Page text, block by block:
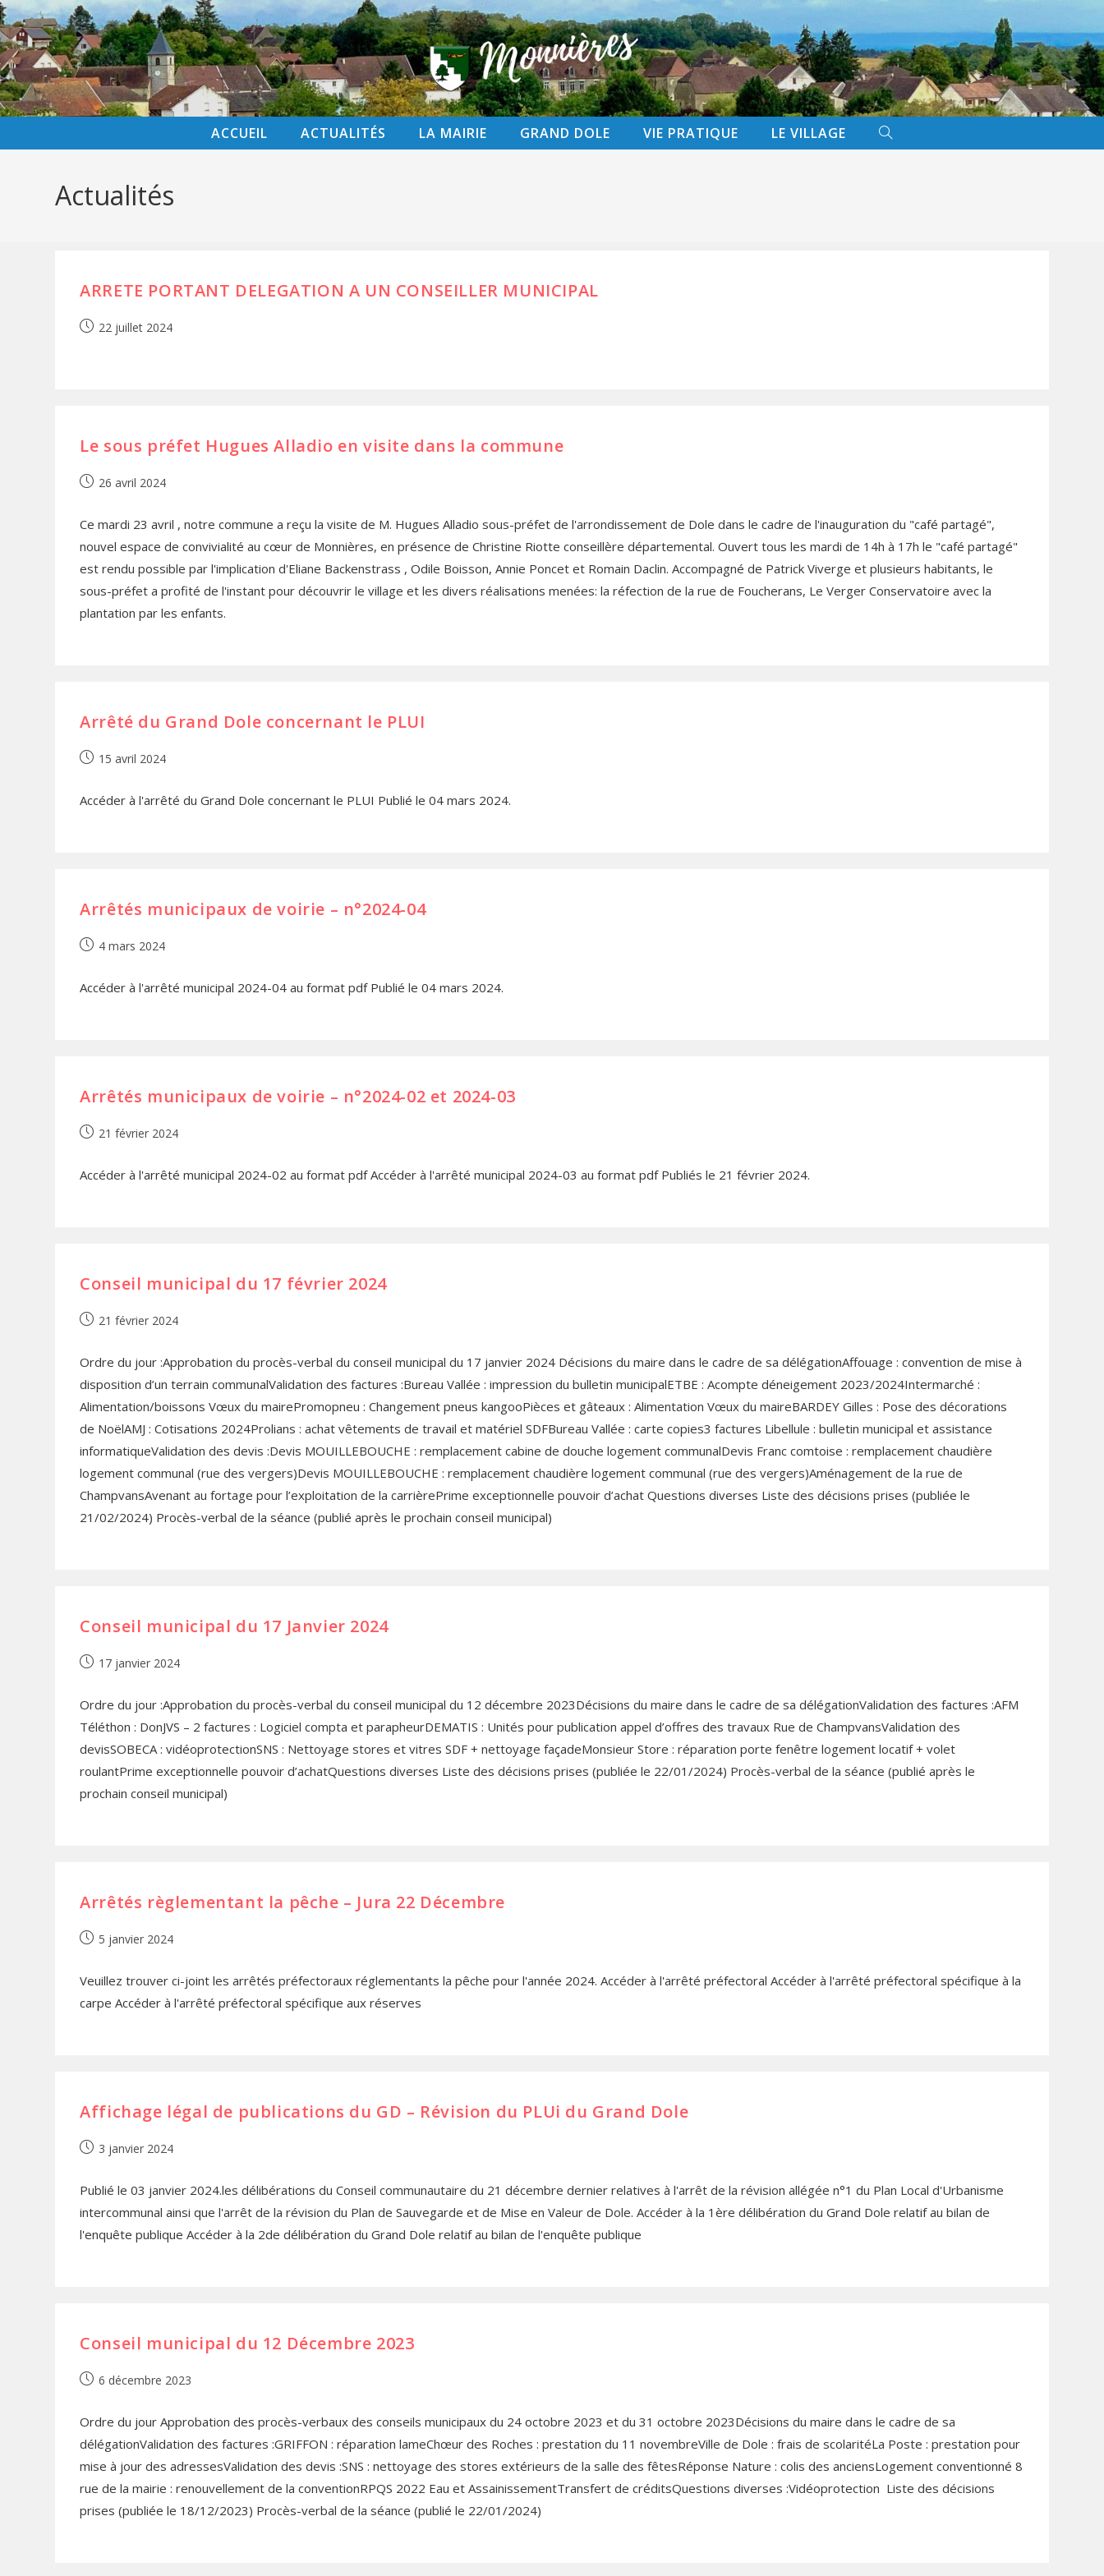
ACCUEIL ACTUALITÉS LA MAIRIE GRAND DOLE VIE PRATIQUE LE VILLAGE
Actualités
ARRETE PORTANT DELEGATION A UN CONSEILLER MUNICIPAL
22 juillet 2024
Le sous préfet Hugues Alladio en visite dans la commune
26 avril 2024
Ce mardi 23 avril , notre commune a reçu la visite de M. Hugues Alladio sous-préfet de l'arrondissement de Dole dans le cadre de l'inauguration du "café partagé",
nouvel espace de convivialité au cœur de Monnières, en présence de Christine Riotte conseillère départemental. Ouvert tous les mardi de 14h à 17h le "café partagé"
est rendu possible par l'implication d'Eliane Backenstrass , Odile Boisson, Annie Poncet et Romain Daclin. Accompagné de Patrick Viverge et plusieurs habitants, le
sous-préfet a profité de l'instant pour découvrir le village et les divers réalisations menées: la réfection de la rue de Foucherans, Le Verger Conservatoire avec la
plantation par les enfants.
Arrêté du Grand Dole concernant le PLUI
15 avril 2024
Accéder à l'arrêté du Grand Dole concernant le PLUI Publié le 04 mars 2024.
Arrêtés municipaux de voirie – n°2024-04
4 mars 2024
Accéder à l'arrêté municipal 2024-04 au format pdf Publié le 04 mars 2024.
Arrêtés municipaux de voirie – n°2024-02 et 2024-03
21 février 2024
Accéder à l'arrêté municipal 2024-02 au format pdf Accéder à l'arrêté municipal 2024-03 au format pdf Publiés le 21 février 2024.
Conseil municipal du 17 février 2024
21 février 2024
Ordre du jour :Approbation du procès-verbal du conseil municipal du 17 janvier 2024 Décisions du maire dans le cadre de sa délégationAffouage : convention de mise à
disposition d’un terrain communalValidation des factures :Bureau Vallée : impression du bulletin municipalETBE : Acompte déneigement 2023/2024Intermarché :
Alimentation/boissons Vœux du mairePromopneu : Changement pneus kangooPièces et gâteaux : Alimentation Vœux du maireBARDEY Gilles : Pose des décorations
de NoëlAMJ : Cotisations 2024Prolians : achat vêtements de travail et matériel SDFBureau Vallée : carte copies3 factures Libellule : bulletin municipal et assistance
informatiqueValidation des devis :Devis MOUILLEBOUCHE : remplacement cabine de douche logement communalDevis Franc comtoise : remplacement chaudière
logement communal (rue des vergers)Devis MOUILLEBOUCHE : remplacement chaudière logement communal (rue des vergers)Aménagement de la rue de
ChampvansAvenant au fortage pour l’exploitation de la carrièrePrime exceptionnelle pouvoir d’achat Questions diverses Liste des décisions prises (publiée le
21/02/2024) Procès-verbal de la séance (publié après le prochain conseil municipal)
Conseil municipal du 17 Janvier 2024
17 janvier 2024
Ordre du jour :Approbation du procès-verbal du conseil municipal du 12 décembre 2023Décisions du maire dans le cadre de sa délégationValidation des factures :AFM
Téléthon : DonJVS – 2 factures : Logiciel compta et parapheurDEMATIS : Unités pour publication appel d’offres des travaux Rue de ChampvansValidation des
devisSOBECA : vidéoprotectionSNS : Nettoyage stores et vitres SDF + nettoyage façadeMonsieur Store : réparation porte fenêtre logement locatif + volet
roulantPrime exceptionnelle pouvoir d’achatQuestions diverses Liste des décisions prises (publiée le 22/01/2024) Procès-verbal de la séance (publié après le
prochain conseil municipal)
Arrêtés règlementant la pêche – Jura 22 Décembre
5 janvier 2024
Veuillez trouver ci-joint les arrêtés préfectoraux réglementants la pêche pour l'année 2024. Accéder à l'arrêté préfectoral Accéder à l'arrêté préfectoral spécifique à la
carpe Accéder à l'arrêté préfectoral spécifique aux réserves
Affichage légal de publications du GD – Révision du PLUi du Grand Dole
3 janvier 2024
Publié le 03 janvier 2024.les délibérations du Conseil communautaire du 21 décembre dernier relatives à l'arrêt de la révision allégée n°1 du Plan Local d'Urbanisme
intercommunal ainsi que l'arrêt de la révision du Plan de Sauvegarde et de Mise en Valeur de Dole. Accéder à la 1ère délibération du Grand Dole relatif au bilan de
l'enquête publique Accéder à la 2de délibération du Grand Dole relatif au bilan de l'enquête publique
Conseil municipal du 12 Décembre 2023
6 décembre 2023
Ordre du jour Approbation des procès-verbaux des conseils municipaux du 24 octobre 2023 et du 31 octobre 2023Décisions du maire dans le cadre de sa
délégationValidation des factures :GRIFFON : réparation lameChœur des Roches : prestation du 11 novembreVille de Dole : frais de scolaritéLa Poste : prestation pour
mise à jour des adressesValidation des devis :SNS : nettoyage des stores extérieurs de la salle des fêtesRéponse Nature : colis des anciensLogement conventionné 8
rue de la mairie : renouvellement de la conventionRPQS 2022 Eau et AssainissementTransfert de créditsQuestions diverses :Vidéoprotection Liste des décisions
prises (publiée le 18/12/2023) Procès-verbal de la séance (publié le 22/01/2024)